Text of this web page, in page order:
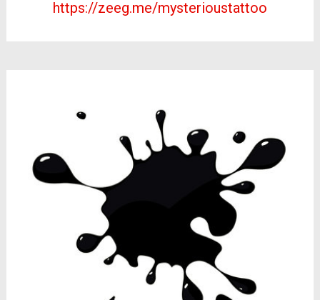
https://zeeg.me/mysterioustattoo